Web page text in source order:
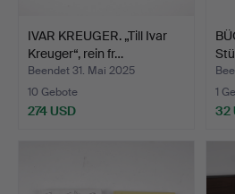
IVAR KREUGER. „Till Ivar
Kreuger“, rein fr…
Beendet 31. Mai 2025
10 Gebote
274 USD
1
32